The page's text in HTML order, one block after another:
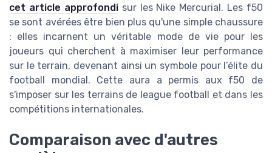
cet article approfondisur les Nike Mercurial. Les f50
se sont avérées être bien plus qu'une simple chaussure
: elles incarnent un véritable mode de vie pour les
joueurs qui cherchent à maximiser leur performance
sur le terrain, devenant ainsi un symbole pour l’élite du
football mondial. Cette aura a permis aux f50 de
s'imposer sur les terrains de league football et dans les
compétitions internationales.
Comparaison avec d'autres